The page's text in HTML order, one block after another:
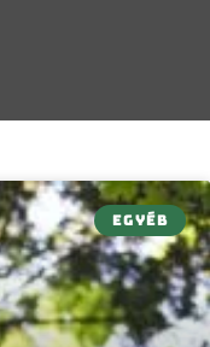
EGYÉB